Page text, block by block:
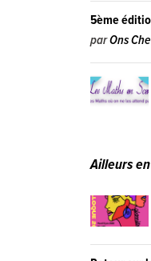
5ème
parOns
Ailleurs